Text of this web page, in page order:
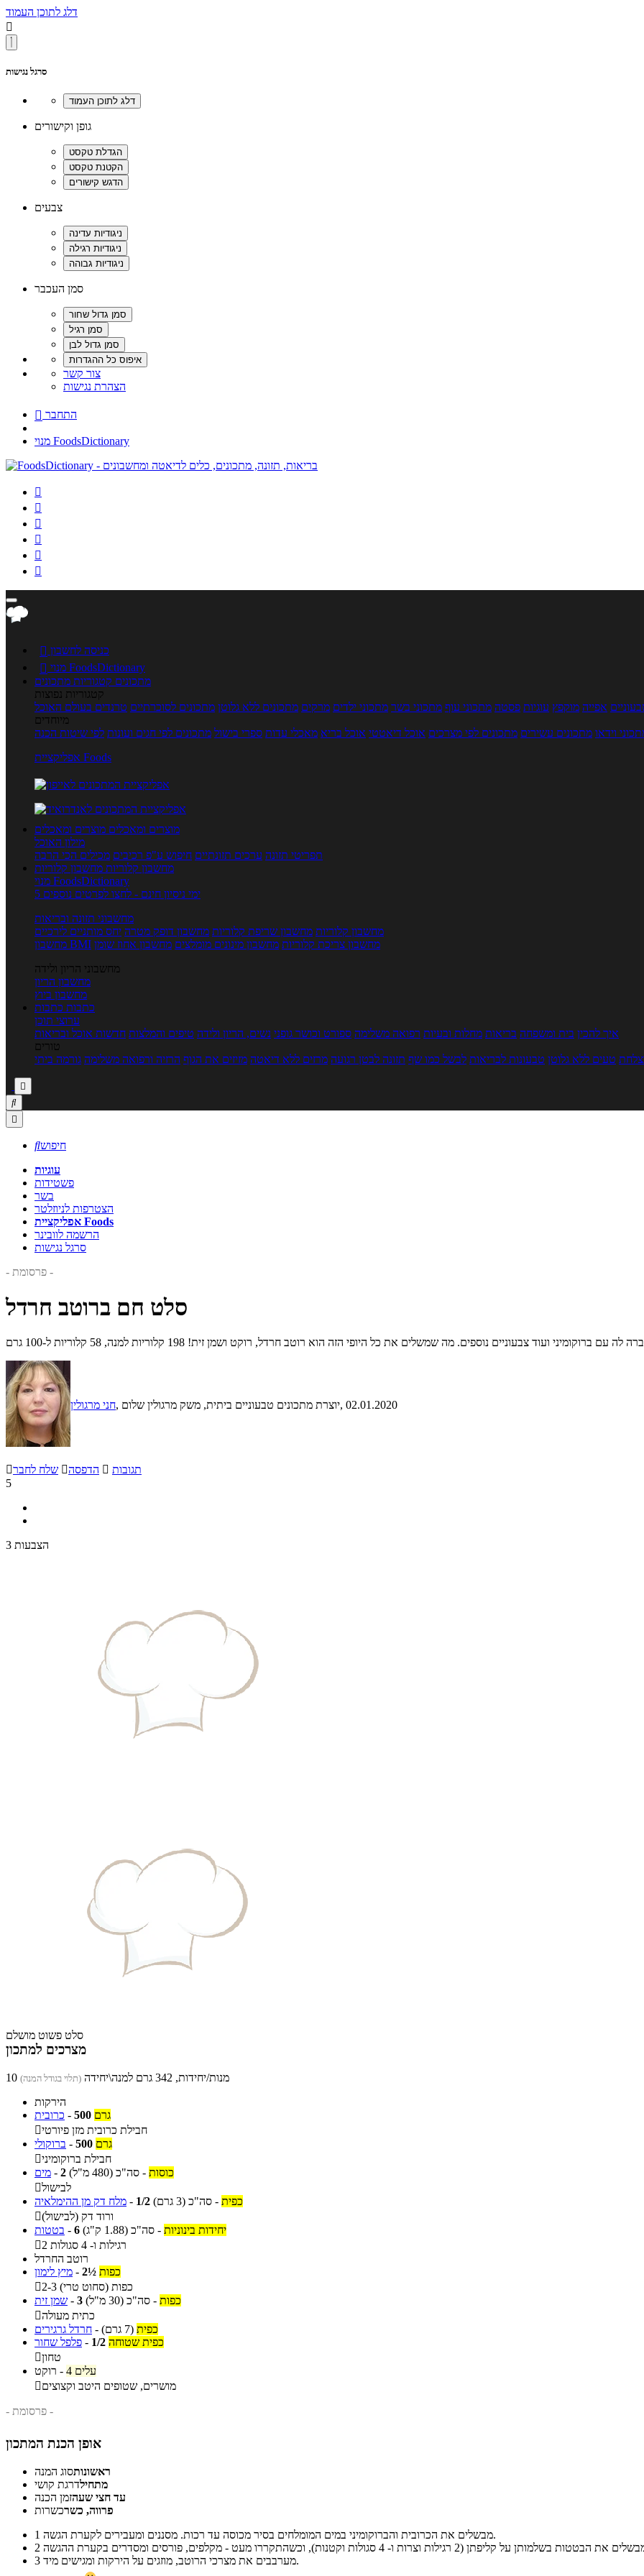
דלג לתוכן העמוד

סרגל נגישות
גופן וקישורים
צבעים
סמן העכבר
צור קשר
הצהרת נגישות
 התחבר
מנוי FoodsDictionary






 כניסה לחשבון

מנוי FoodsDictionary
מתכונים קטגוריות מתכונים
קטגוריות נפוצות
אפייה מוקפץ עוגיות פסטה מתכוני עוף מתכוני בשר מתכוני ילדים מרקים מתכונים ללא גלוטן מתכונים לסוכרתיים טרנדים בעולם האוכל
מיוחדים
וידאו מתכונים עשירים מתכונים לפי מצרכים אוכל דיאטטי אוכל בריא מאכלי עדות ספרי בישול מתכונים לפי חגים ועונות לפי שיטות הכנה
אפליקציית Foods
מוצרים ומאכלים מוצרים ומאכלים
מילון האוכל
תפריטי תזונה ערכים תזונתיים חיפוש ע"פ רכיבים מכילים הכי הרבה
מחשבון קלוריות מחשבון קלוריות
מנוי FoodsDictionary
5 ימי ניסיון חינם - לחצו לפרטים נוספים
מחשבוני תזונה ובריאות
מחשבון קלוריות מחשבון שריפת קלוריות מחשבון דופק מטרה יחס מותניים לירכיים
מחשבון BMI
מחשבון צריכת קלוריות מחשבון מינונים מומלצים מחשבון אחוז שומן
מחשבוני הריון ולידה
מחשבון הריון
מחשבון ביוץ
כתבות כתבות
ערוצי תוכן
איך להכין בית ומשפחה בריאות מחלות ובעיות רפואה משלימה ספורט וכושר גופני נשים, הריון ולידה טיפים והמלצות חדשות אוכל ובריאות
טורים
טעים ללא גלוטן טבעונות לבריאות לבשל כמו שף תזונה לבטן רגועה מרזים ללא דיאטה מזיזים את הגוף הרזיה ורפואה משלימה גורמה ביתי



חיפוש
עוגיות
פשטידות
בשר
הצטרפות לניוזלטר
אפליקציית Foods
הרשמה לוובינר
סרגל נגישות
- פרסומת -
סלט חם ברוטב חרדל
ברוקומיני ועוד צבעוניים נוספים. מה שמשלים את כל היופי הזה הוא רוטב חרדל, רוקט ושמן זית! 198 קלוריות למנה, 58 קלוריות ל-100 גרם
חני מרגולין , יוצרת מתכונים טבעוניים ביתית, משק מרגולין שלום, 02.01.2020
שלח לחבר הדפסה  תגובות
5
3 הצבעות
סלט פשוט מושלם
מצרכים למתכון
10 מנות/יחידות, 342 גרם למנה\יחידה (תלוי בגודל המנה)
הירקות
כרובית - 500 גרם
חבילת כרובית מזן פיורטי
ברוקולי - 500 גרם
חבילת ברוקומיני
מים - 2 כוסות - סה"כ (480 מ"ל)
לבישול
מלח דק מן ההימלאיה - 1/2 כפית - סה"כ (3 גרם)
ורוד דק (לבישול)
בטטות - 6 יחידות בינוניות - סה"כ (1.88 ק"ג)

2 רגילות ו- 4 סגולות
רוטב החרדל
מיץ לימון - 2½ כפות

2-3 כפות (סחוט טרי)
שמן זית - 3 כפות - סה"כ (30 מ"ל)
כתית מעולה
חרדל גרגירים - כפית (7 גרם)
פלפל שחור - 1/2 כפית שטוחה
טחון
רוקט -
4 עלים
מושרים, שטופים היטב וקצוצים
- פרסומת -
אופן הכנת המתכון
ראשונותסוג המנה
מתחילדרגת קושי
עד חצי שעהזמן הכנה
פרווה, כשרכשרות
1
מבשלים את הכרובית והברוקומיני במים המומלחים בסיר מכוסה עד רכות. מסננים ומעבירים לקערת הגשה.
2
3
מערבבים את מצרכי הרוטב, מוזגים על הירקות ומגישים מיד.